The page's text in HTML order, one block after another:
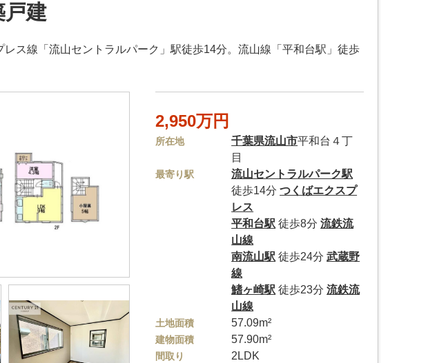
建
レス線「流山セントラルパーク」駅徒歩14分。流山線「平和台駅」徒歩
2,950万円
所在地 千葉県流山市平和台４丁
目
最寄り駅
流山セントラルパーク駅
徒歩14分つくばエクスプ
レス
平和台駅 徒歩8分流鉄流
山線
南流山駅 徒歩24分武蔵野
線
鰭ヶ崎駅 徒歩23分流鉄流
山線
土地面積 57.09m²
建物面積 57.90m²
間取り 2LDK